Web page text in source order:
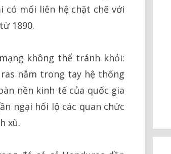
có mối liên hệ chặt chẽ với
1890.
không thể tránh khỏi:
nắm trong tay hệ thống
nền kinh tế của quốc gia
ngại hối lộ các quan chức
xù.